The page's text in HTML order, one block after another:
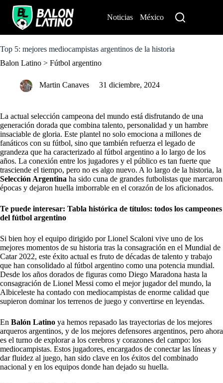
o
o
Noticias México
Top 5: mejores mediocampistas argentinos de la historia
Balon Latino > Fútbol argentino
Martin Canaves 31 diciembre, 2024
La actual selección campeona del mundo está disfrutando de una
generación dorada que combina talento, personalidad y un hambre
insaciable de gloria. Este plantel no solo emociona a millones de
fanáticos con su fútbol, sino que también refuerza el legado de
grandeza que ha caracterizado al fútbol argentino a lo largo de los
años. La conexión entre los jugadores y el público es tan fuerte que
trasciende el tiempo, pero no es algo nuevo. A lo largo de la historia, la
Selección Argentina ha sido cuna de grandes futbolistas que marcaron
épocas y dejaron huella imborrable en el corazón de los aficionados.
Te puede interesar: Tabla histórica de títulos: todos los campeones
del fútbol argentino
Si bien hoy el equipo dirigido por Lionel Scaloni vive uno de los
mejores momentos de su historia tras la consagración en el Mundial de
Catar 2022, este éxito actual es fruto de décadas de talento y trabajo
que han consolidado al fútbol argentino como una potencia mundial.
Desde los años dorados de figuras como Diego Maradona hasta la
consagración de Lionel Messi como el mejor jugador del mundo, la
Albiceleste ha contado con mediocampistas de enorme calidad que
supieron dominar los terrenos de juego y convertirse en leyendas.
En Balón Latino ya hemos repasado las trayectorias de los mejores
arqueros argentinos, y de los mejores defensores argentinos, pero ahora
es el turno de explorar a los cerebros y corazones del campo: los
mediocampistas. Estos jugadores, encargados de conectar las líneas y
dar fluidez al juego, han sido clave en los éxitos del combinado
nacional y en los equipos donde han dejado su huella.